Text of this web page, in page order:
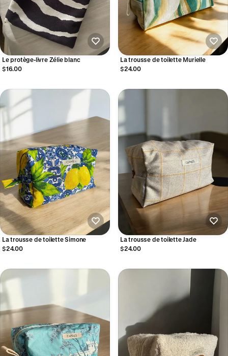
Le protège-livre Zélie blanc
$16.00
La trousse de toilette Murielle
$24.00
La trousse de toilette Simone
$24.00
La trousse de toilette Jade
$24.00